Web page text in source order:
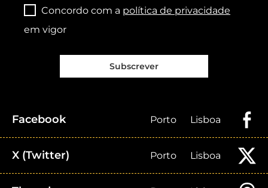
Concordo com a política de privacidade
em vigor
Subscrever
Facebook Porto Lisboa
X (Twitter) Porto Lisboa